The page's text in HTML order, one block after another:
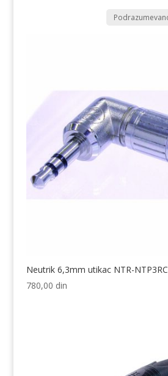
Neutrik 6,3mm utikac NTR-NTP3RC
780,00 din